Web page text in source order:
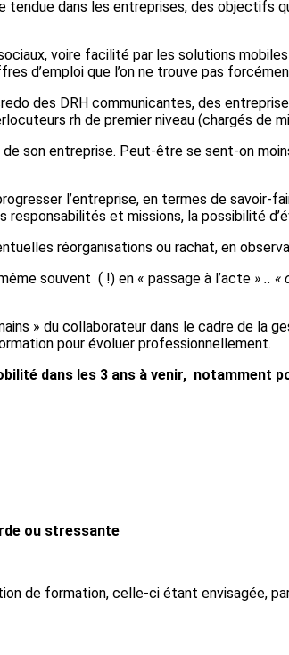
tendue dans les entreprises, des
voire facilité par les solutions
d’emploi que l’on ne trouve pas
des DRH communicantes, des
rh de premier niveau (chargés de
son entreprise. Peut-être se sent-on
l’entreprise, en termes de savoir-
et missions, la possibilité
réorganisations ou rachat, en
souvent ( !) en « passage à l’acte » .. «
» du collaborateur dans le cadre de la
pour évoluer professionnellement.
dans les 3 ans à venir, notamment
ou stressante
de formation, celle-ci étant envisagée,